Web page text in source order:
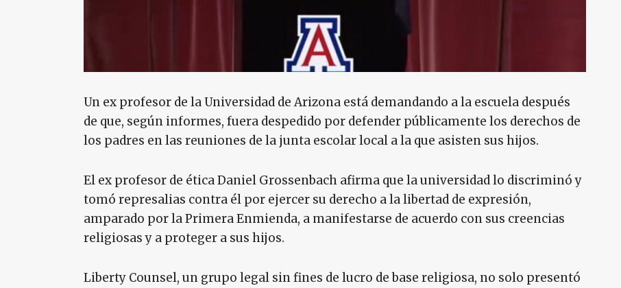
Un ex profesor de la Universidad de Arizona está demandando a la escuela después
de que, según informes, fuera despedido por defender públicamente los derechos de
los padres en las reuniones de la junta escolar local a la que asisten sus hijos.
El ex profesor de ética Daniel Grossenbach afirma que la universidad lo discriminó y
tomó represalias contra él por ejercer su derecho a la libertad de expresión,
amparado por la Primera Enmienda, a manifestarse de acuerdo con sus creencias
religiosas y a proteger a sus hijos.
Liberty Counsel, un grupo legal sin fines de lucro de base religiosa, no solo presentó